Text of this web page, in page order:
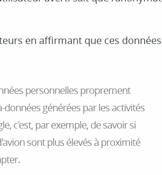
en affirmant que ces données
personnelles proprement
données générées par les activités
c'est, par exemple, de savoir si
sont plus élevés à proximité